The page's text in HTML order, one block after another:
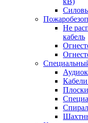
Не
кабель